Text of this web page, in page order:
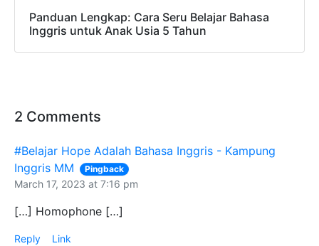
Panduan Lengkap: Cara Seru Belajar Bahasa
Inggris untuk Anak Usia 5 Tahun
2 Comments
#Belajar Hope Adalah Bahasa Inggris - Kampung
Inggris MM
Pingback
March 17, 2023 at 7:16 pm
[…] Homophone […]
Reply Link